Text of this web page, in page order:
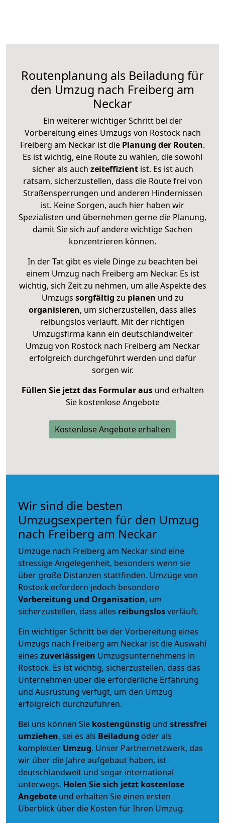
Routenplanung als Beiladung für
den Umzug nach Freiberg am
Neckar
Ein weiterer wichtiger Schritt bei der
Vorbereitung eines Umzugs von Rostock nach
Freiberg am Neckar ist die Planung der Routen.
Es ist wichtig, eine Route zu wählen, die sowohl
sicher als auch zeiteffizientist. Es ist auch
ratsam, sicherzustellen, dass die Route frei von
Straßensperrungen und anderen Hindernissen
ist. Keine Sorgen, auch hier haben wir
Spezialisten und übernehmen gerne die Planung,
damit Sie sich auf andere wichtige Sachen
konzentrieren können.
In der Tat gibt es viele Dinge zu beachten bei
einem Umzug nach Freiberg am Neckar. Es ist
wichtig, sich Zeit zu nehmen, um alle Aspekte des
Umzugs sorgfältig zu planen und zu
organisieren, um sicherzustellen, dass alles
reibungslos verläuft. Mit der richtigen
Umzugsfirma kann ein deutschlandweiter
Umzug von Rostock nach Freiberg am Neckar
erfolgreich durchgeführt werden und dafür
sorgen wir.
Füllen Sie jetzt das Formular ausund erhalten
Sie kostenlose Angebote
Kostenlose Angebote erhalten
Wir sind die besten
Umzugsexperten für den Umzug
nach Freiberg am Neckar
Umzüge nach Freiberg am Neckar sind eine
stressige Angelegenheit, besonders wenn sie
über große Distanzen stattfinden. Umzüge von
Rostock erfordern jedoch besondere
Vorbereitung und Organisation, um
sicherzustellen, dass alles reibungslosverläuft.
Ein wichtiger Schritt bei der Vorbereitung eines
Umzugs nach Freiberg am Neckar ist die Auswahl
eines zuverlässigen Umzugsunternehmens in
Rostock. Es ist wichtig, sicherzustellen, dass das
Unternehmen über die erforderliche Erfahrung
und Ausrüstung verfügt, um den Umzug
erfolgreich durchzuführen.
Bei uns können Sie kostengünstig und stressfrei
umziehen, sei es als Beiladung oder als
kompletter Umzug. Unser Partnernetzwerk, das
wir über die Jahre aufgebaut haben, ist
deutschlandweit und sogar international
unterwegs. Holen Sie sich jetzt kostenlose
Angebote und erhalten Sie einen ersten
Überblick über die Kosten für Ihren Umzug.